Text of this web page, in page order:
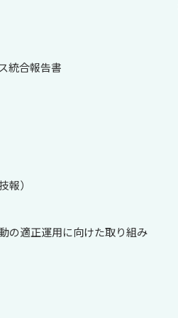
統合報告書
報）
の適正運用に向けた取り組み